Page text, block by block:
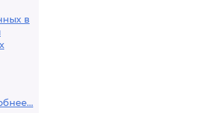
в